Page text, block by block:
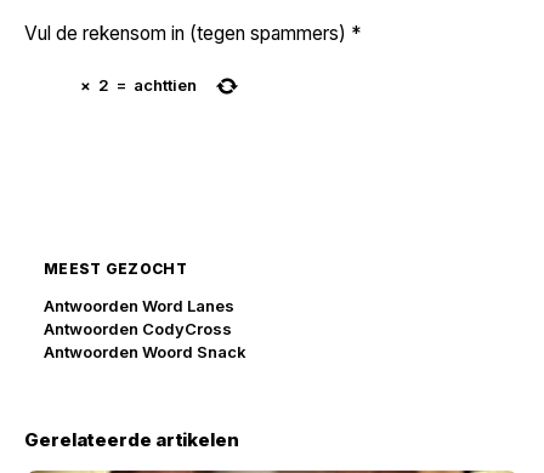
Vul de rekensom in (tegen spammers) *
× 2 = achttien
MEEST GEZOCHT
Antwoorden Word Lanes
Antwoorden CodyCross
Antwoorden Woord Snack
Gerelateerde artikelen